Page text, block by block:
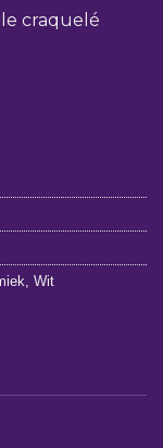
craquelé
, Wit